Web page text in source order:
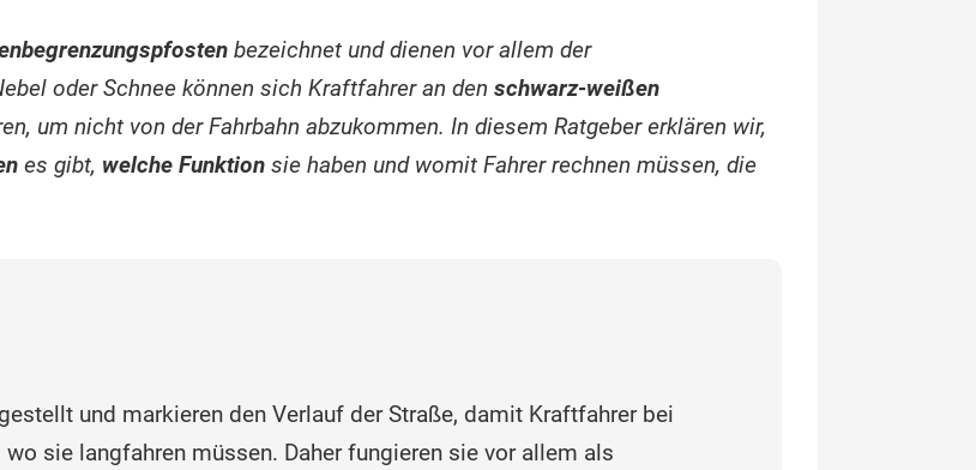
bezeichnet und dienen vor allem der
oder Schnee können sich Kraftfahrer an den schwarz-weißen
um nicht von der Fahrbahn abzukommen. In diesem Ratgeber erklären wir,
es gibt, welche Funktion sie haben und womit Fahrer rechnen müssen, die
und markieren den Verlauf der Straße, damit Kraftfahrer bei
sie langfahren müssen. Daher fungieren sie vor allem als